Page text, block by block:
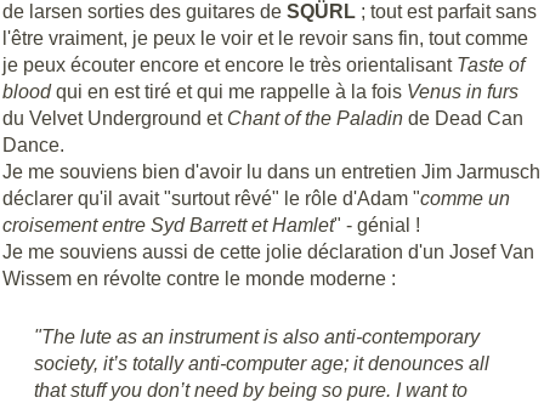
de larsen sorties des guitares de SQÜRL ; tout est parfait sans
l'être vraiment, je peux le voir et le revoir sans fin, tout comme
je peux écouter encore et encore le très orientalisant Taste of
bloodqui en est tiré et qui me rappelle à la fois Venus in furs
du Velvet Underground et Chant of the Paladin de Dead Can
Dance.
Je me souviens bien d'avoir lu dans un entretien Jim Jarmusch
déclarer qu'il avait "surtout rêvé" le rôle d'Adam "comme un
croisement entre Syd Barrett et Hamlet" - génial !
Je me souviens aussi de cette jolie déclaration d'un Josef Van
Wissem en révolte contre le monde moderne :
"The lute as an instrument is also anti-contemporary
society, it’s totally anti-computer age; it denounces all
that stuff you don’t need by being so pure. I want to